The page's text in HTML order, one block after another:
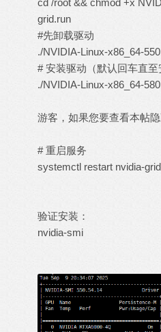
cd /root && chmod +x
grid.run
#先卸载驱动
./NVIDIA-Linux-x86_64-
# 安装驱动（默认回车直至
./NVIDIA-Linux-x86_64-
游客，如果您要查看本帖
# 重启服务
systemctl restart nvidia-
验证安装：
nvidia-smi